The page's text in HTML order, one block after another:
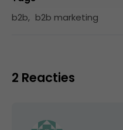
b2b, b2b marketing
2 Reacties